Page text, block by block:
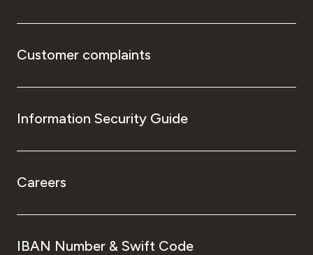
Customer complaints
Information Security Guide
Careers
IBAN Number & Swift Code